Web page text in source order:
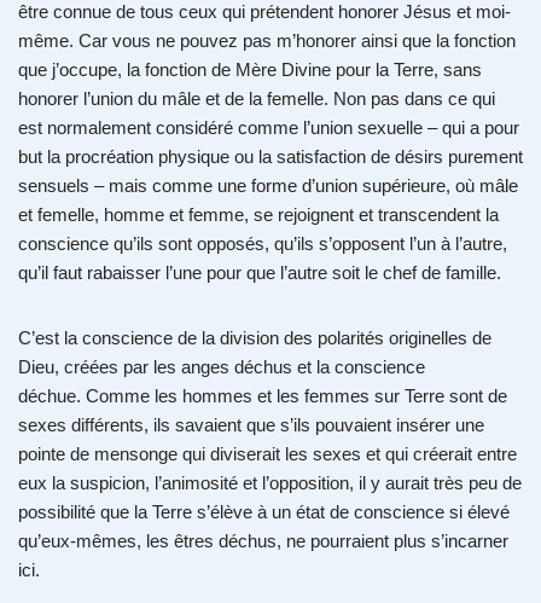
être connue de tous ceux qui prétendent honorer Jésus et moi-
même. Car vous ne pouvez pas m’honorer ainsi que la fonction
que j’occupe, la fonction de Mère Divine pour la Terre, sans
honorer l’union du mâle et de la femelle. Non pas dans ce qui
est normalement considéré comme l’union sexuelle – qui a pour
but la procréation physique ou la satisfaction de désirs purement
sensuels – mais comme une forme d’union supérieure, où mâle
et femelle, homme et femme, se rejoignent et transcendent la
conscience qu’ils sont opposés, qu’ils s’opposent l’un à l’autre,
qu’il faut rabaisser l’une pour que l’autre soit le chef de famille.
C’est la conscience de la division des polarités originelles de
Dieu, créées par les anges déchus et la conscience
déchue. Comme les hommes et les femmes sur Terre sont de
sexes différents, ils savaient que s’ils pouvaient insérer une
pointe de mensonge qui diviserait les sexes et qui créerait entre
eux la suspicion, l’animosité et l’opposition, il y aurait très peu de
possibilité que la Terre s’élève à un état de conscience si élevé
qu’eux-mêmes, les êtres déchus, ne pourraient plus s’incarner
ici.